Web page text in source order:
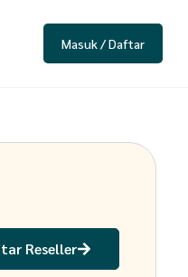
Masuk / Daftar
Reseller